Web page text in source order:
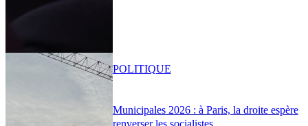
Municipales 2026 : à Paris, la droite espère
POLITIQUE